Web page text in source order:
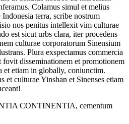
Colamus simul et melius
terra, scribe nostrum
nos penitus intellexit vim culturae
est sicut urbs clara, iter procedens
culturae corporatorum Sinensium
Plura exspectamus commercia
disseminationem et promotionem
et etiam in globally, coniunctim.
et culturae Yinshan et Sinenses etiam
CONTINENTIA, cementum